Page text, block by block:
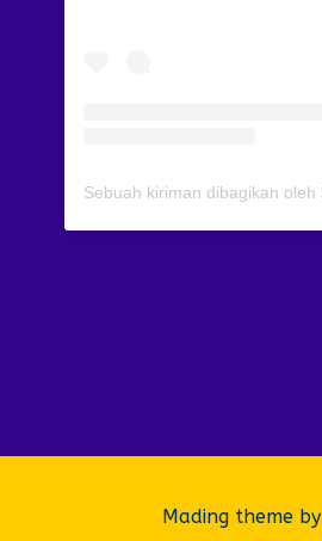
Mading theme by